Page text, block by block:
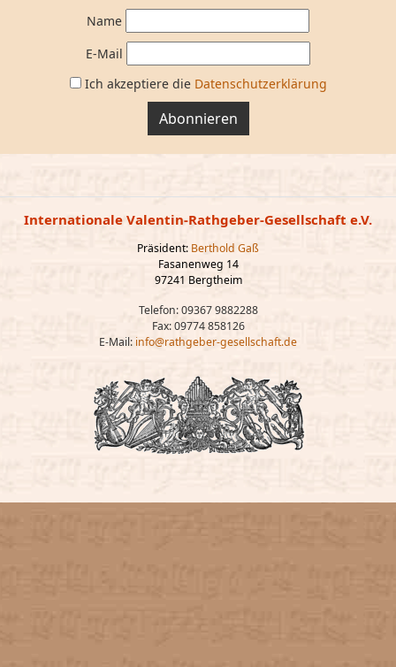
Name
E-Mail
Ich akzeptiere die Datenschutzerklärung
Abonnieren
Internationale Valentin-Rathgeber-Gesellschaft e.V.
Präsident: Berthold Gaß
Fasanenweg 14
97241 Bergtheim
Telefon: 09367 9882288
Fax: 09774 858126
E-Mail: info@rathgeber-gesellschaft.de